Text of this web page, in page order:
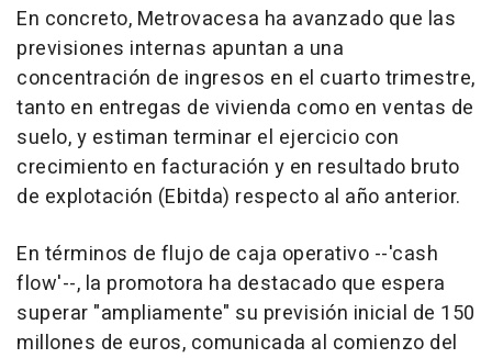
En concreto, Metrovacesa ha avanzado que las
previsiones internas apuntan a una
concentración de ingresos en el cuarto trimestre,
tanto en entregas de vivienda como en ventas de
suelo, y estiman terminar el ejercicio con
crecimiento en facturación y en resultado bruto
de explotación (Ebitda) respecto al año anterior.
En términos de flujo de caja operativo --'cash
flow'--, la promotora ha destacado que espera
superar "ampliamente" su previsión inicial de 150
millones de euros, comunicada al comienzo del